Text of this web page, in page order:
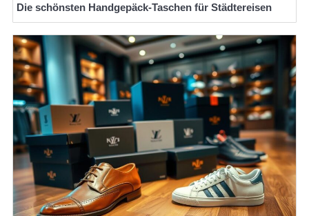
Die schönsten Handgepäck-Taschen für Städtereisen